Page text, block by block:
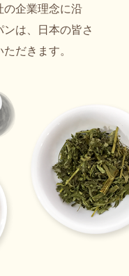
の企業理念に沿
は、日本の皆さ
だきます。